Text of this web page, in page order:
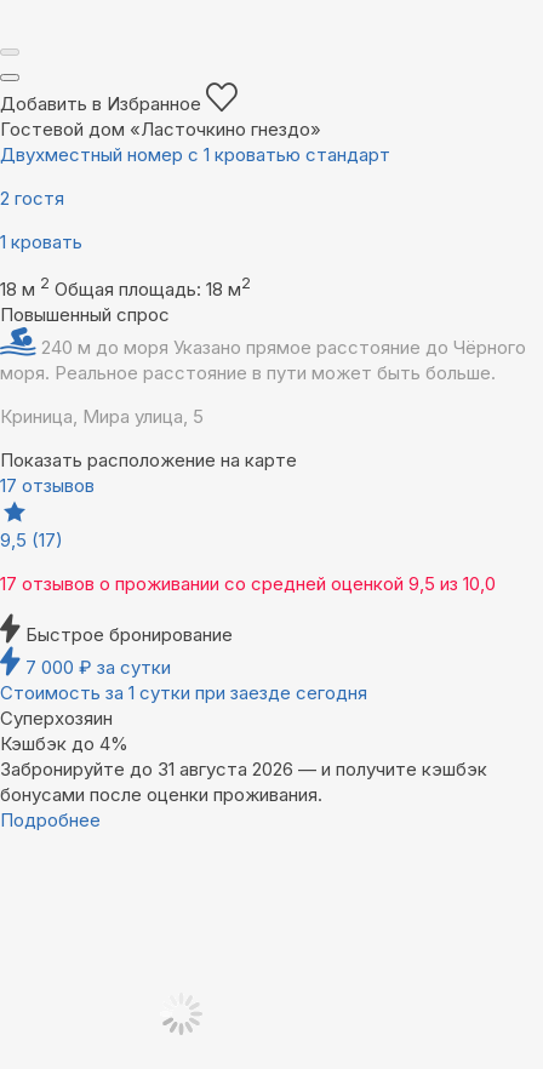
Добавить в Избранное
Гостевой дом «Ласточкино гнездо»
Двухместный номер с 1 кроватью стандарт
2 гостя
1 кровать
18 м 2 Общая площадь: 18 м2
Повышенный спрос
240 м до моря Указано прямое расстояние до Чёрного
моря. Реальное расстояние в пути может быть больше.
Криница, Мира улица, 5
Показать расположение на карте
17 отзывов
9,5 (17)
17 отзывов о проживании со средней оценкой 9,5 из 10,0
Быстрое бронирование
7 000 ₽ за сутки
Стоимость за 1 сутки при заезде сегодня
Суперхозяин
Кэшбэк до 4%
Забронируйте до 31 августа 2026 — и получите кэшбэк
бонусами после оценки проживания.
Подробнее